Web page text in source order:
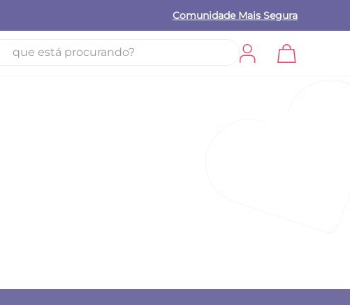
Comunidade Mais Segura
está procurando?